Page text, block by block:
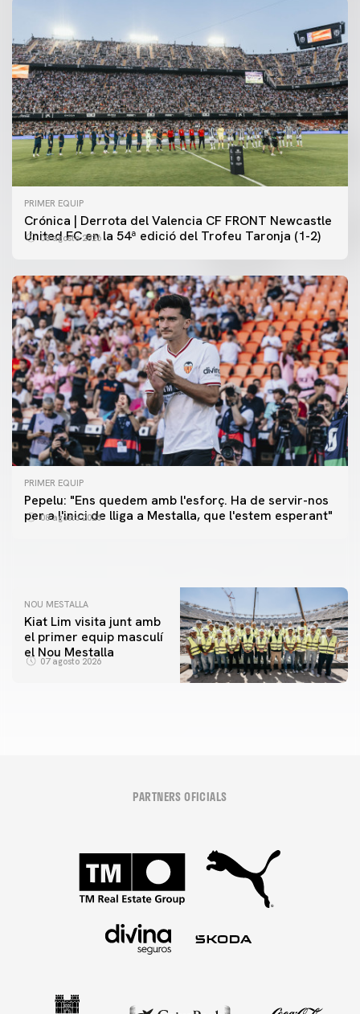
PRIMER EQUIP
Crónica | Derrota del Valencia CF FRONT Newcastle
United FC en la 54ª edició del Trofeu Taronja (1-2)
08 agosto 2026
PRIMER EQUIP
Pepelu: "Ens quedem amb l'esforç. Ha de servir-nos
per a l'inici de lliga a Mestalla, que l'estem esperant"
08 agosto 2026
PRIMER EQUIP
📸 #ValenciaNUFC
PRIMER EQUIP
MESTALLA 📍
NOU MESTALLA
Kiat Lim visita junt amb
el primer equip masculí
el Nou Mestalla
07 agosto 2026
PARTNERS OFICIALS